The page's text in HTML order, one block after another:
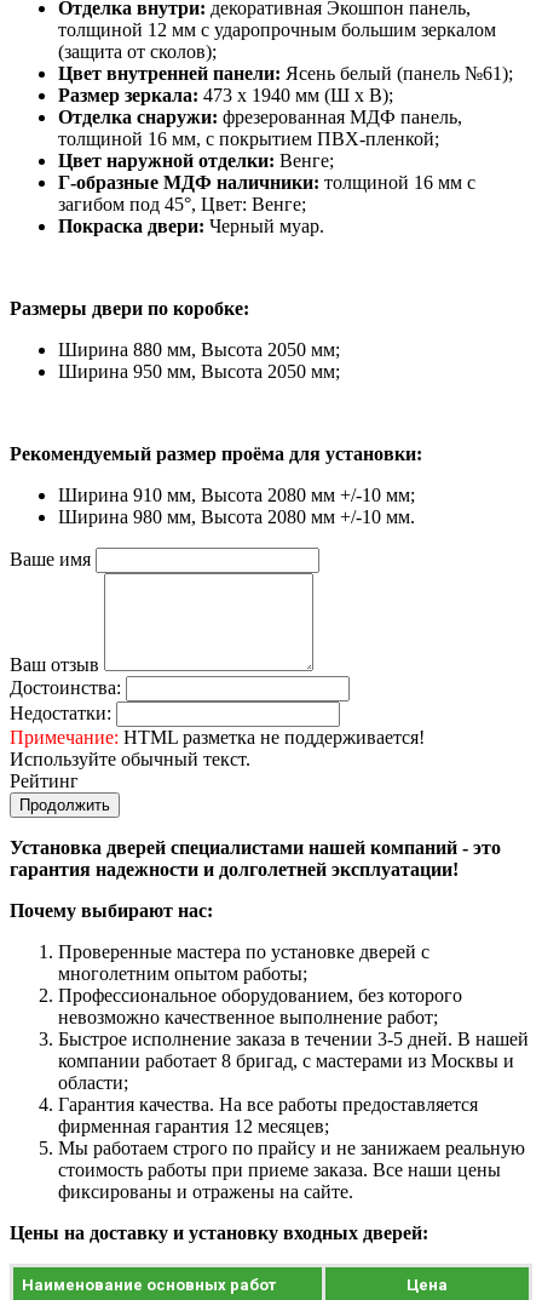
Отделка внутри: декоративная Экошпон панель,
толщиной 12 мм с ударопрочным большим зеркалом
(защита от сколов);
Цвет внутренней панели: Ясень белый (панель №61);
Размер зеркала: 473 х 1940 мм (Ш х В);
Отделка снаружи: фрезерованная МДФ панель,
толщиной 16 мм, с покрытием ПВХ-пленкой;
Цвет наружной отделки: Венге;
Г-образные МДФ наличники: толщиной 16 мм с
загибом под 45°, Цвет: Венге;
Покраска двери: Черный муар.
Размеры двери по коробке:
Ширина 880 мм, Высота 2050 мм;
Ширина 950 мм, Высота 2050 мм;
Рекомендуемый размер проёма для установки:
Ширина 910 мм, Высота 2080 мм +/-10 мм;
Ширина 980 мм, Высота 2080 мм +/-10 мм.
Ваше имя
Ваш отзыв
Достоинства:
Недостатки:
Примечание: HTML разметка не поддерживается!
Используйте обычный текст.
Рейтинг
Продолжить
Установка дверей специалистами нашей компаний - это
гарантия надежности и долголетней эксплуатации!
Почему выбирают нас:
Проверенные мастера по установке дверей с
многолетним опытом работы;
Профессиональное оборудованием, без которого
невозможно качественное выполнение работ;
Быстрое исполнение заказа в течении 3-5 дней. В нашей
компании работает 8 бригад, с мастерами из Москвы и
области;
Гарантия качества. На все работы предоставляется
фирменная гарантия 12 месяцев;
Мы работаем строго по прайсу и не занижаем реальную
стоимость работы при приеме заказа. Все наши цены
фиксированы и отражены на сайте.
Цены на доставку и установку входных дверей:
Наименование основных работ Цена